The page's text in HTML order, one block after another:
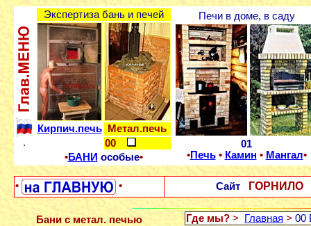
.
Экспертиза бань и печей
Кирпич.печь
Метал.печь
00
•БАНИ особые•
Печи в доме, в саду
01
•Печь • Камин • Мангал•
• • Сайт ГОРНИЛО
Бани с метал. печью Где мы? > Главная > 00